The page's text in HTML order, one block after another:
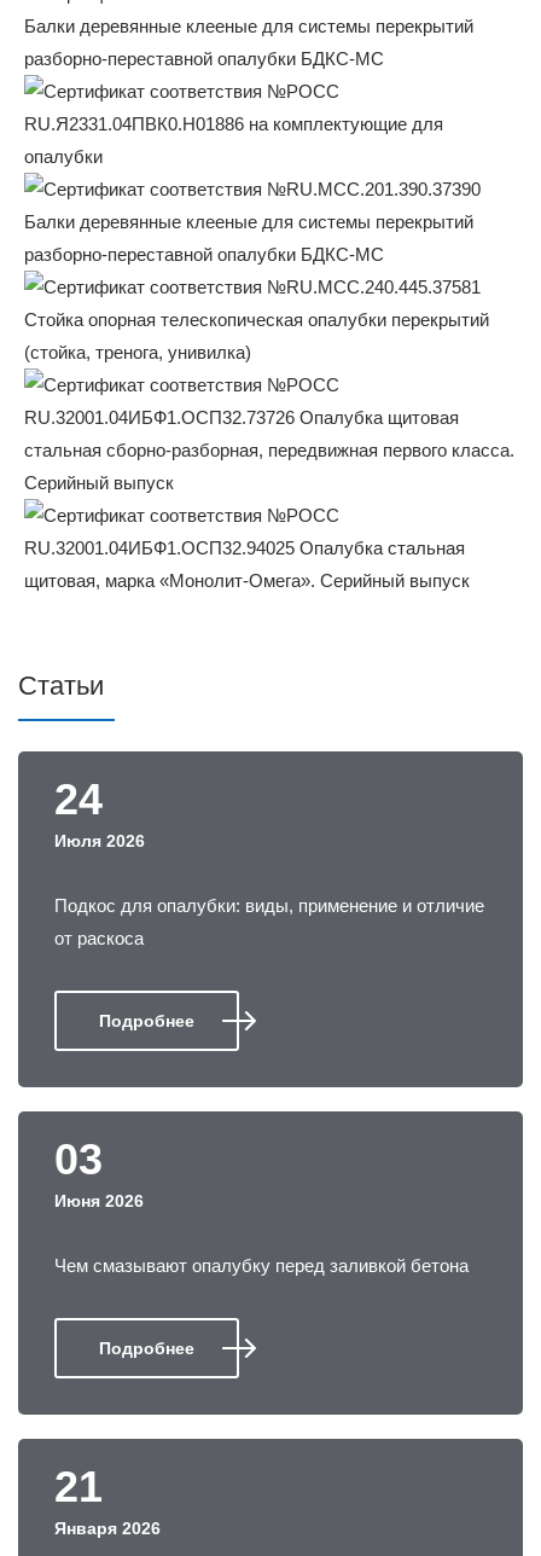
Статьи
24
Июля 2026
Подкос для опалубки: виды, применение и отличие
от раскоса
Подробнее
03
Июня 2026
Чем смазывают опалубку перед заливкой бетона
Подробнее
21
Января 2026